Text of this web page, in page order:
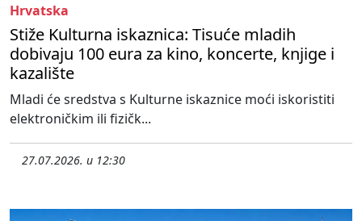
Hrvatska
Stiže Kulturna iskaznica: Tisuće mladih
dobivaju 100 eura za kino, koncerte, knjige i
kazalište
Mladi će sredstva s Kulturne iskaznice moći iskoristiti
elektroničkim ili fizičk...
27.07.2026. u 12:30